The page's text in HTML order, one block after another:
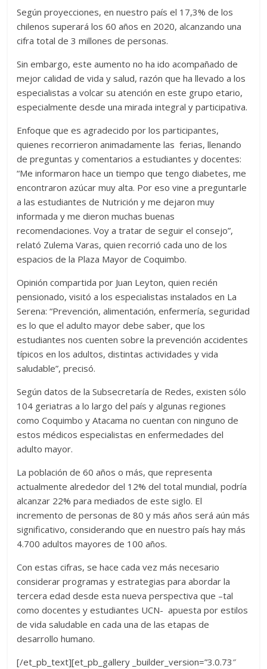
Según proyecciones, en nuestro país el 17,3% de los
chilenos superará los 60 años en 2020, alcanzando una
cifra total de 3 millones de personas.
Sin embargo, este aumento no ha ido acompañado de
mejor calidad de vida y salud, razón que ha llevado a los
especialistas a volcar su atención en este grupo etario,
especialmente desde una mirada integral y participativa.
Enfoque que es agradecido por los participantes,
quienes recorrieron animadamente las ferias, llenando
de preguntas y comentarios a estudiantes y docentes:
“Me informaron hace un tiempo que tengo diabetes, me
encontraron azúcar muy alta. Por eso vine a preguntarle
a las estudiantes de Nutrición y me dejaron muy
informada y me dieron muchas buenas
recomendaciones. Voy a tratar de seguir el consejo”,
relató Zulema Varas, quien recorrió cada uno de los
espacios de la Plaza Mayor de Coquimbo.
Opinión compartida por Juan Leyton, quien recién
pensionado, visitó a los especialistas instalados en La
Serena: “Prevención, alimentación, enfermería, seguridad
es lo que el adulto mayor debe saber, que los
estudiantes nos cuenten sobre la prevención accidentes
típicos en los adultos, distintas actividades y vida
saludable”, precisó.
Según datos de la Subsecretaría de Redes, existen sólo
104 geriatras a lo largo del país y algunas regiones
como Coquimbo y Atacama no cuentan con ninguno de
estos médicos especialistas en enfermedades del
adulto mayor.
La población de 60 años o más, que representa
actualmente alrededor del 12% del total mundial, podría
alcanzar 22% para mediados de este siglo. El
incremento de personas de 80 y más años será aún más
significativo, considerando que en nuestro país hay más
4.700 adultos mayores de 100 años.
Con estas cifras, se hace cada vez más necesario
considerar programas y estrategias para abordar la
tercera edad desde esta nueva perspectiva que –tal
como docentes y estudiantes UCN- apuesta por estilos
de vida saludable en cada una de las etapas de
desarrollo humano.
[/et_pb_text][et_pb_gallery _builder_version=”3.0.73″